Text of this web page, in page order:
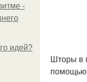
-
идей?
Шторы в
помощью